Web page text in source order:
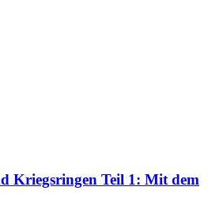
Kriegsringen Teil 1: Mit dem